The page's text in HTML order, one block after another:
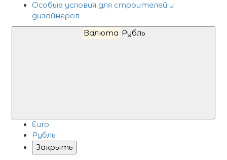
Особые условия для строителей и
дизайнеров
Валюта Рубль
Euro
Рубль
Закрыть